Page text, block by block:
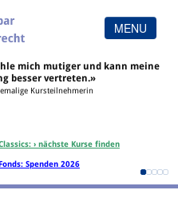
MENU
Links
mich mutiger und kann meine
besser vertreten.»
Kursteilnehmerin
› nächste Kurse finden
Spenden 2026